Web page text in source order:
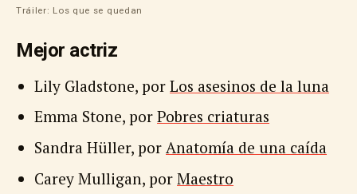
Tráiler: Los que se quedan
Mejor actriz
Lily Gladstone, porLos asesinos de la luna
Emma Stone, porPobres criaturas
Sandra Hüller, porAnatomía de una caída
Carey Mulligan, porMaestro